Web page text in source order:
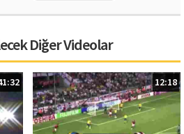
Diğer Videolar
12:18